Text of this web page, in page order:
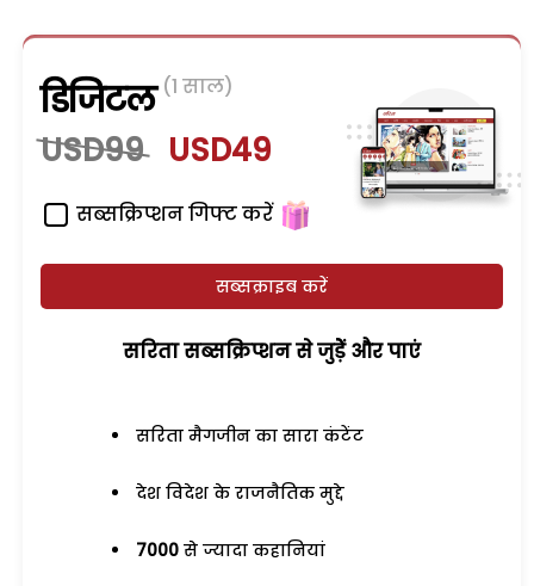
डिजिटल (1 साल)
USD99 USD49
सब्सक्रिप्शन गिफ्ट करें
सब्सक्राइब करें
सरिता सब्सक्रिप्शन से जुड़ेें और पाएं
सरिता मैगजीन का सारा कंटेंट
देश विदेश के राजनैतिक मुद्दे
7000 से ज्यादा कहानियां